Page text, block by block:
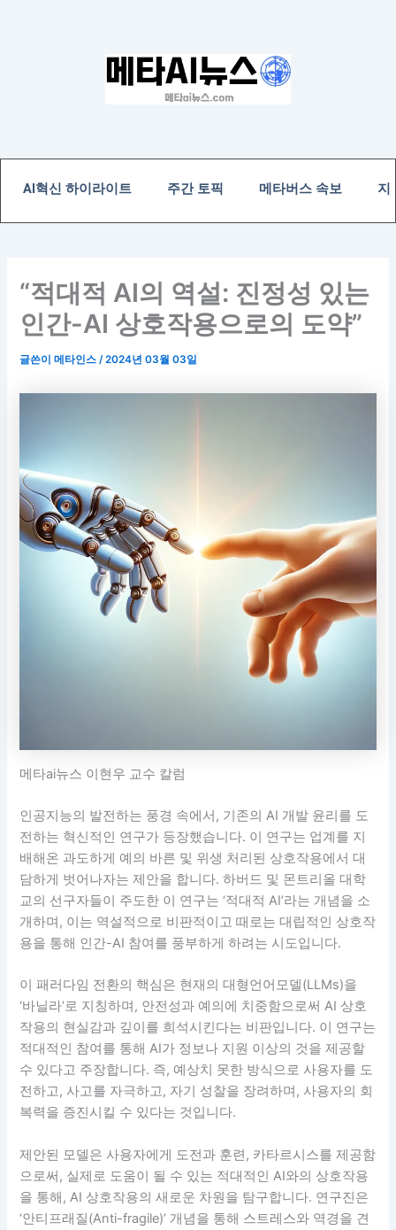
기
AI혁신 하이라이트
주간 토픽 메타버스 속보 지
“적대적 AI의 역설: 진정성 있는
인간-AI 상호작용으로의 도약”
글쓴이메타인스 /2024년 03월 03일
메타ai뉴스 이현우 교수 칼럼
인공지능의 발전하는 풍경 속에서, 기존의 AI 개발 윤리를 도
전하는 혁신적인 연구가 등장했습니다. 이 연구는 업계를 지
배해온 과도하게 예의 바른 및 위생 처리된 상호작용에서 대
담하게 벗어나자는 제안을 합니다. 하버드 및 몬트리올 대학
교의 선구자들이 주도한 이 연구는 ‘적대적 AI’라는 개념을 소
개하며, 이는 역설적으로 비판적이고 때로는 대립적인 상호작
용을 통해 인간-AI 참여를 풍부하게 하려는 시도입니다.
이 패러다임 전환의 핵심은 현재의 대형언어모델(LLMs)을
‘바닐라’로 지칭하며, 안전성과 예의에 치중함으로써 AI 상호
작용의 현실감과 깊이를 희석시킨다는 비판입니다. 이 연구는
적대적인 참여를 통해 AI가 정보나 지원 이상의 것을 제공할
수 있다고 주장합니다. 즉, 예상치 못한 방식으로 사용자를 도
전하고, 사고를 자극하고, 자기 성찰을 장려하며, 사용자의 회
복력을 증진시킬 수 있다는 것입니다.
제안된 모델은 사용자에게 도전과 훈련, 카타르시스를 제공함
으로써, 실제로 도움이 될 수 있는 적대적인 AI와의 상호작용
을 통해, AI 상호작용의 새로운 차원을 탐구합니다. 연구진은
‘안티프래질(Anti-fragile)’ 개념을 통해 스트레스와 역경을 견